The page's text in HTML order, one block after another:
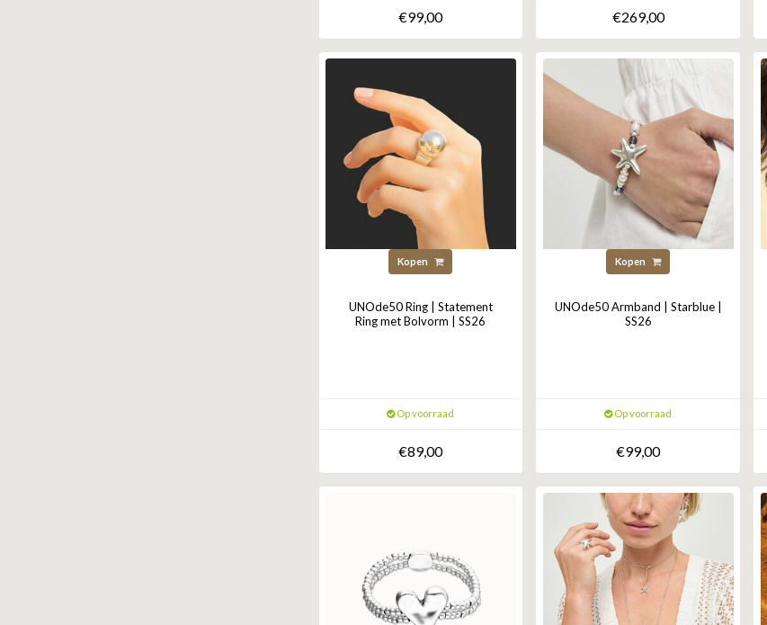
€99,00 €269,00
Kopen
UNOde50 Ring | Statement
Ring met Bolvorm | SS26
Op voorraad
€89,00
Kopen
UNOde50 Armband | Starblue |
SS26
Op voorraad
€99,00